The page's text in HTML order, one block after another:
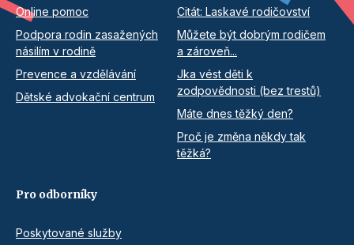
Online pomoc
Podpora rodin zasažených
násilím v rodině
Prevence a vzdělávání
Dětské advokační centrum
Citát: Laskavé rodičovství
Můžete být dobrým rodičem
a zároveň...
Jka vést děti k
zodpovědnosti (bez trestů)
Máte dnes těžký den?
Proč je změna někdy tak
těžká?
Pro odborníky
Poskytované služby